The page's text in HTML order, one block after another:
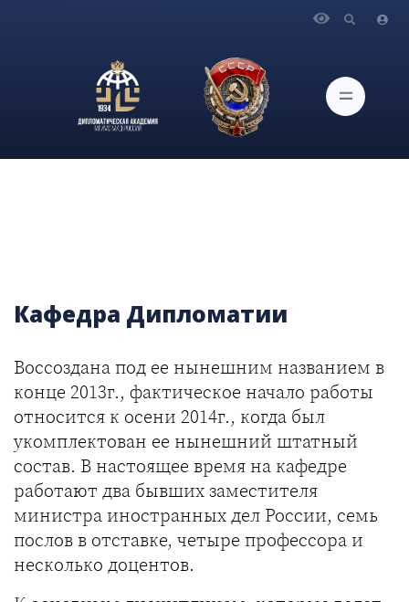
Кафедра Дипломатии
Воссоздана под ее нынешним названием в
конце 2013г., фактическое начало работы
относится к осени 2014г., когда был
укомплектован ее нынешний штатный
состав. В настоящее время на кафедре
работают два бывших заместителя
министра иностранных дел России, семь
послов в отставке, четыре профессора и
несколько доцентов.